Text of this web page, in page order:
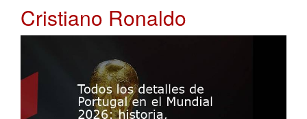
Cristiano Ronaldo